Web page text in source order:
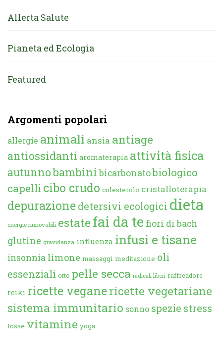
Allerta Salute
Pianeta ed Ecologia
Featured
Argomenti popolari
allergie animali ansia antiage
antiossidanti aromaterapia attività fisica
autunnobambini bicarbonatobiologico
capelli cibo crudo colesterolo cristalloterapia
depurazione detersivi ecologici dieta
energie rinnovabili estate fai da te fiori di bach
glutine gravidanza influenza infusi e tisane
insonnia limone massaggi meditazione oli
essenziali orto pelle secca radicali liberi raffreddore
reiki ricette veganericette vegetariane
sistema immunitario sonno spezie stress
tosse vitamine yoga